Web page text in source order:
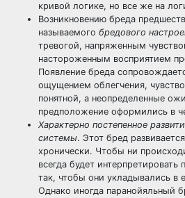
кривой логике, но все же на
Возникновению бреда
называемого бредового
тревогой, напряженным
настороженным восприятием
Появление бреда
ощущением облегчения,
понятной, а неопределенные
предположение оформились в
Характерно постепенное
системы. Этот бред
хронически. Чтобы ни
всегда будет
так, чтобы они укладывались в
Однако иногда паранойяльный